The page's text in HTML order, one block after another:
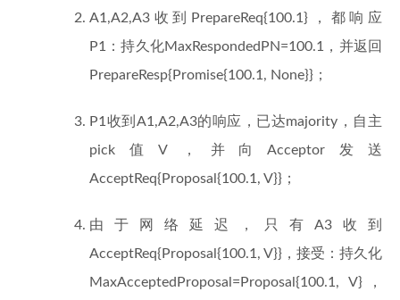
A1,A2,A3收到PrepareReq{100.1}，都响应
P1：持久化MaxRespondedPN=100.1，并返回
PrepareResp{Promise{100.1, None}}；
P1收到A1,A2,A3的响应，已达majority，自主
pick值V，并向Acceptor发送
AcceptReq{Proposal{100.1, V}}；
由于网络延迟，只有A3收到
AcceptReq{Proposal{100.1, V}}，接受：持久化
MaxAcceptedProposal=Proposal{100.1, V}，